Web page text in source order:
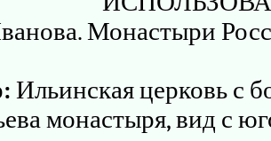
Монастыри
Ильинская церковь с
монастыря, вид с